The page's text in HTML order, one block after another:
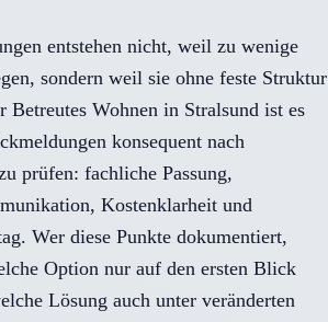
entstehen nicht, weil zu wenige
sondern weil sie ohne feste Struktur
Betreutes Wohnen in Stralsund ist es
konsequent nach
prüfen: fachliche Passung,
Kostenklarheit und
Wer diese Punkte dokumentiert,
Option nur auf den ersten Blick
Lösung auch unter veränderten